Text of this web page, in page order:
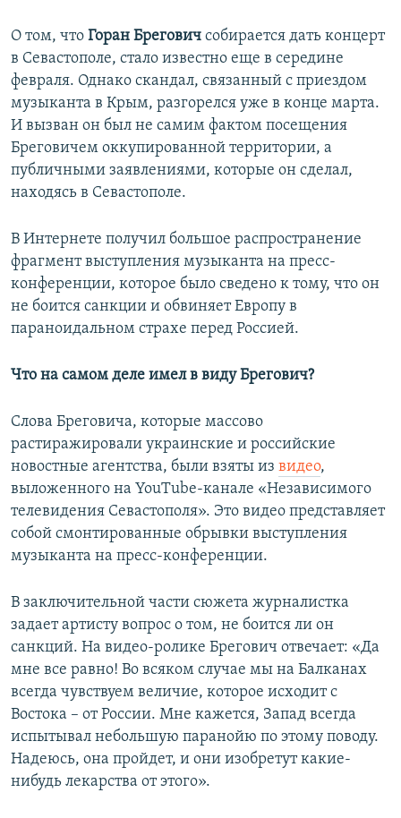
О том, что Горан Брегович собирается дать концерт
в Севастополе, стало известно еще в середине
февраля. Однако скандал, связанный с приездом
музыканта в Крым, разгорелся уже в конце марта.
И вызван он был не самим фактом посещения
Бреговичем оккупированной территории, а
публичными заявлениями, которые он сделал,
находясь в Севастополе.
В Интернете получил большое распространение
фрагмент выступления музыканта на пресс-
конференции, которое было сведено к тому, что он
не боится санкции и обвиняет Европу в
параноидальном страхе перед Россией.
Что на самом деле имел в виду Брегович?
Слова Бреговича, которые массово
растиражировали украинские и российские
новостные агентства, были взяты из видео,
выложенного на YouTube-канале «Независимого
телевидения Севастополя». Это видео представляет
собой смонтированные обрывки выступления
музыканта на пресс-конференции.
В заключительной части сюжета журналистка
задает артисту вопрос о том, не боится ли он
санкций. На видео-ролике Брегович отвечает: «Да
мне все равно! Во всяком случае мы на Балканах
всегда чувствуем величие, которое исходит с
Востока – от России. Мне кажется, Запад всегда
испытывал небольшую паранойю по этому поводу.
Надеюсь, она пройдет, и они изобретут какие-
нибудь лекарства от этого».